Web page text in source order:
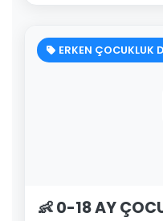
ERKEN ÇOCUKLUK
👶 0-18 AY